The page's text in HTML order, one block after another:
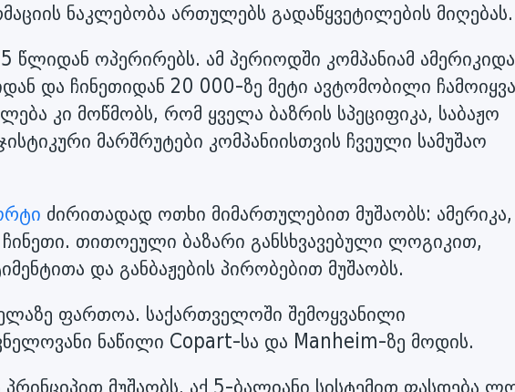
ნაკლებობა ართულებს გადაწყვეტილების მიღებას.
წლიდან ოპერირებს. ამ პერიოდში კომპანიამ
და ჩინეთიდან 20 000-ზე მეტი ავტომობილი
კი მოწმობს, რომ ყველა ბაზრის სპეციფიკა, საბაჟო
მარშრუტები კომპანიისთვის ჩვეული სამუშაო
ძირითადად ოთხი მიმართულებით მუშაობს: ამერიკა,
ჩინეთი. თითოეული ბაზარი განსხვავებული ლოგიკით,
და განბაჟების პირობებით მუშაობს.
ფართოა. საქართველოში შემოყვანილი
ნაწილი Copart-სა და Manheim-ზე მოდის.
პრინციპით მუშაობს. აქ 5-ბალიანი სისტემით ფასდება